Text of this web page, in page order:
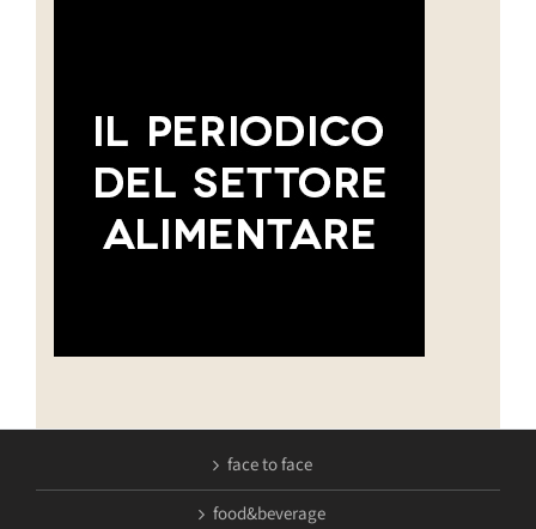
face to face
food&beverage